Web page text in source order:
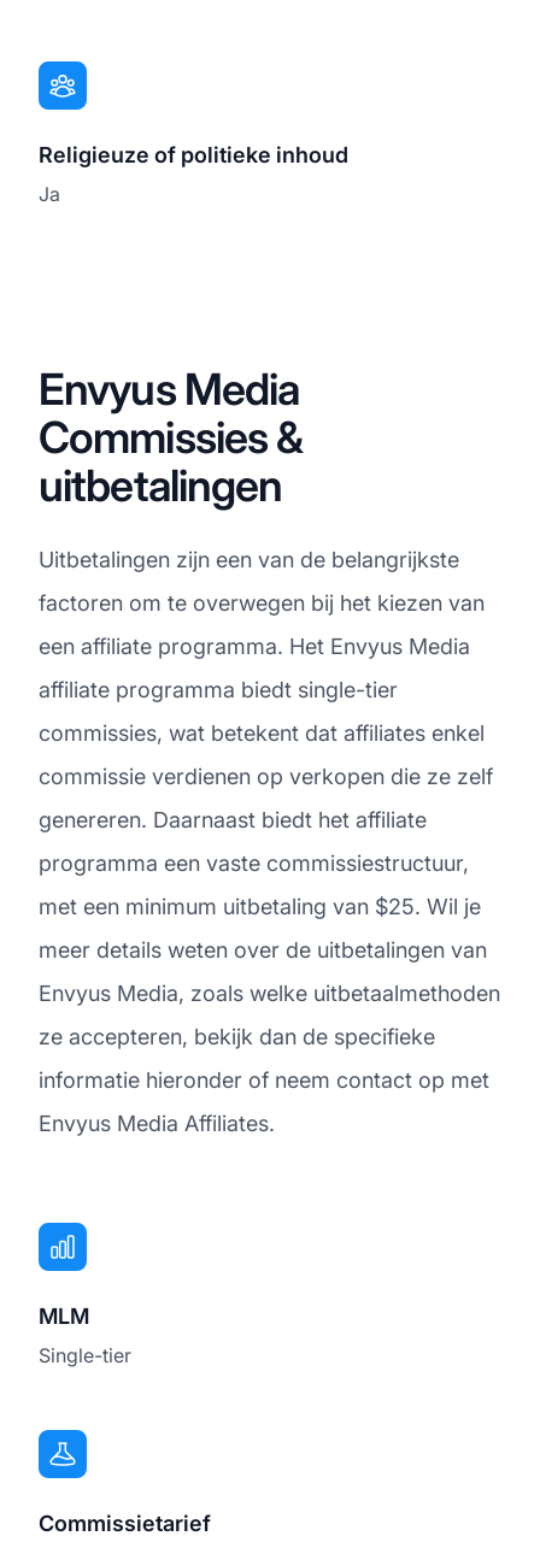
Religieuze of politieke inhoud
Ja
Envyus Media
Commissies &
uitbetalingen
Uitbetalingen zijn een van de belangrijkste
factoren om te overwegen bij het kiezen van
een affiliate programma. Het Envyus Media
affiliate programma biedt single-tier
commissies, wat betekent dat affiliates enkel
commissie verdienen op verkopen die ze zelf
genereren. Daarnaast biedt het affiliate
programma een vaste commissiestructuur,
met een minimum uitbetaling van $25. Wil je
meer details weten over de uitbetalingen van
Envyus Media, zoals welke uitbetaalmethoden
ze accepteren, bekijk dan de specifieke
informatie hieronder of neem contact op met
Envyus Media Affiliates.
MLM
Single-tier
Commissietarief